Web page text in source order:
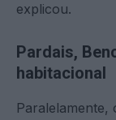
explicou.
Pardais,
habitacional
Paralelamente,